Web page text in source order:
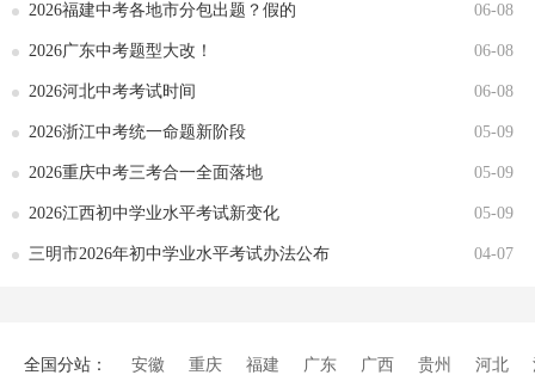
2026福建中考各地市分包出题？假的 06-08
2026广东中考题型大改！ 06-08
2026河北中考考试时间 06-08
2026浙江中考统一命题新阶段 05-09
2026重庆中考三考合一全面落地 05-09
2026江西初中学业水平考试新变化 05-09
三明市2026年初中学业水平考试办法公布 04-07
全国分站： 安徽 重庆 福建 广东 广西 贵州 河北